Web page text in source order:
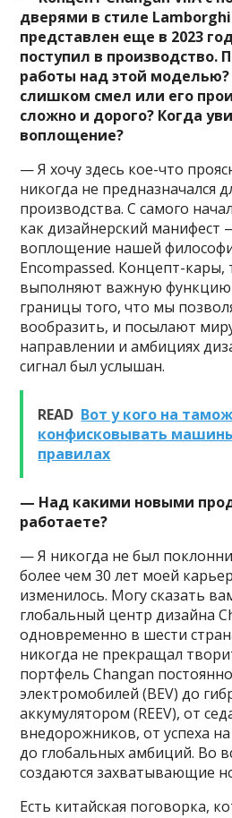
дверями в стиле
представлен еще в 2023
поступил в производство.
работы над этой
слишком смел или его
сложно и дорого? Когда
воплощение?
— Я хочу здесь кое-что
никогда не предназначался
производства. С самого
как дизайнерский манифест
воплощение нашей
Encompassed. Концепт-кары,
выполняют важную
границы того, что мы
вообразить, и посылают
направлении и амбициях
сигнал был услышан.
READ Вот у кого на
конфисковывать
правилах
— Над какими новыми
работаете?
— Я никогда не был
более чем 30 лет моей
изменилось. Могу сказать
глобальный центр дизайна
одновременно в шести
никогда не прекращал
портфель Changan
электромобилей (BEV) до
аккумулятором (REEV), от
внедорожников, от успеха
до глобальных амбиций. Во
создаются захватывающие
Есть китайская поговорка,